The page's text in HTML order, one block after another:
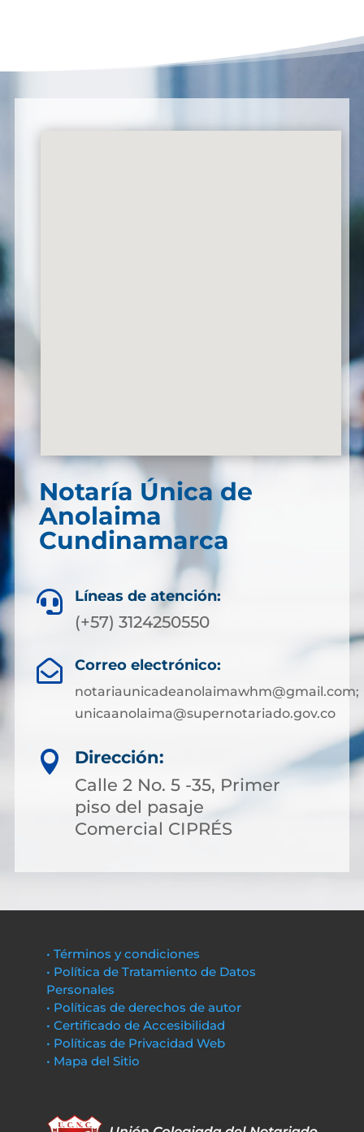
Notaría Única de
Anolaima
Cundinamarca
 Líneas de atención:
(+57) 3124250550
 Correo electrónico:
notariaunicadeanolaimawhm@gmail.com;
unicaanolaima@supernotariado.gov.co

Dirección:
Calle 2 No. 5 -35, Primer
piso del pasaje
Comercial CIPRÉS
• Términos y condiciones
• Política de Tratamiento de Datos
Personales
• Políticas de derechos de autor
• Certificado de Accesibilidad
• Políticas de Privacidad Web
• Mapa del Sitio